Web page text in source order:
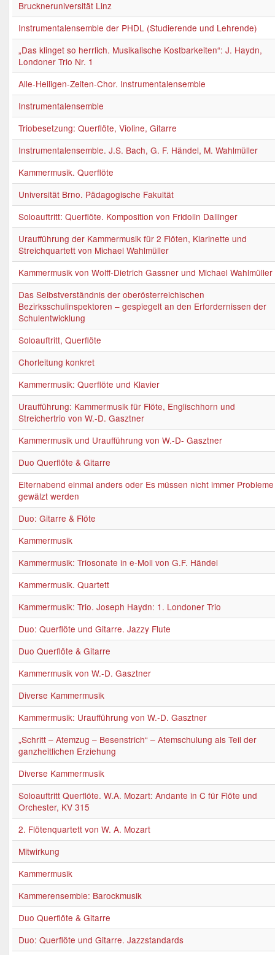
Bruckneruniversität Linz
Instrumentalensemble der PHDL (Studierende und Lehrende)
„Das klinget so herrlich. Musikalische Kostbarkeiten“: J. Haydn,
Londoner Trio Nr. 1
Alle-Heiligen-Zeiten-Chor. Instrumentalensemble
Instrumentalensemble
Triobesetzung: Querflöte, Violine, Gitarre
Instrumentalensemble. J.S. Bach, G. F. Händel, M. Wahlmüller
Kammermusik. Querflöte
Universität Brno. Pädagogische Fakultät
Soloauftritt: Querflöte. Komposition von Fridolin Dallinger
Uraufführung der Kammermusik für 2 Flöten, Klarinette und
Streichquartett von Michael Wahlmüller
Kammermusik von Wolff-Dietrich Gassner und Michael Wahlmüller
Das Selbstverständnis der oberösterreichischen
Bezirksschulinspektoren – gespiegelt an den Erfordernissen der
Schulentwicklung
Soloauftritt, Querflöte
Chorleitung konkret
Kammermusik: Querflöte und Klavier
Uraufführung: Kammermusik für Flöte, Englischhorn und
Streichertrio von W.-D. Gasztner
Kammermusik und Uraufführung von W.-D- Gasztner
Duo Querflöte & Gitarre
Elternabend einmal anders oder Es müssen nicht immer Probleme
gewälzt werden
Duo: Gitarre & Flöte
Kammermusik
Kammermusik: Triosonate in e-Moll von G.F. Händel
Kammermusik. Quartett
Kammermusik: Trio. Joseph Haydn: 1. Londoner Trio
Duo: Querflöte und Gitarre. Jazzy Flute
Duo Querflöte & Gitarre
Kammermusik von W.-D. Gasztner
Diverse Kammermusik
Kammermusik: Uraufführung von W.-D. Gasztner
„Schritt – Atemzug – Besenstrich“ – Atemschulung als Teil der
ganzheitlichen Erziehung
Diverse Kammermusik
Soloauftritt Querflöte. W.A. Mozart: Andante in C für Flöte und
Orchester, KV 315
2. Flötenquartett von W. A. Mozart
Mitwirkung
Kammermusik
Kammerensemble: Barockmusik
Duo Querflöte & Gitarre
Duo: Querflöte und Gitarre. Jazzstandards